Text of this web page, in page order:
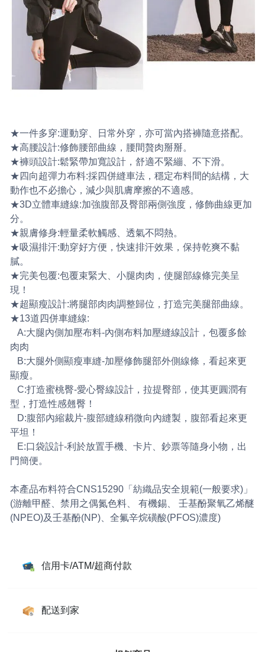
★一件多穿:運動穿、日常外穿，亦可當內搭褲隨意搭配。
★高腰設計:修飾腰部曲線，腰間贅肉掰掰。
★褲頭設計:鬆緊帶加寬設計，舒適不緊繃、不下滑。
★四向超彈力布料:採四併縫車法，穩定布料間的結構，大
動作也不必擔心，減少與肌膚摩擦的不適感。
★3D立體車縫線:加強腹部及臀部兩側強度，修飾曲線更加
分。
★親膚修身:輕量柔軟觸感、透氣不悶熱。
★吸濕排汗:動穿好方便，快速排汗效果，保持乾爽不黏
膩。
★完美包覆:包覆束緊大、小腿肉肉，使腿部線條完美呈
現！
★超顯瘦設計:將腿部肉肉調整歸位，打造完美腿部曲線。
★13道四併車縫線:
A:大腿內側加壓布料-內側布料加壓縫線設計，包覆多餘
肉肉
B:大腿外側顯瘦車縫-加壓修飾腿部外側線條，看起來更
顯瘦。
C:打造蜜桃臀-愛心臀線設計，拉提臀部，使其更圓潤有
型，打造性感翹臀！
D:腹部內縮裁片-腹部縫線稍微向內縫製，腹部看起來更
平坦！
E:口袋設計-利於放置手機、卡片、鈔票等隨身小物，出
門簡便。
本產品布料符合CNS15290「紡織品安全規範(一般要求)」
(游離甲醛、禁用之偶氮色料、 有機錫、 壬基酚聚氧乙烯醚
(NPEO)及壬基酚(NP)、全氟辛烷磺酸(PFOS)濃度)
信用卡/ATM/超商付款
配送到家